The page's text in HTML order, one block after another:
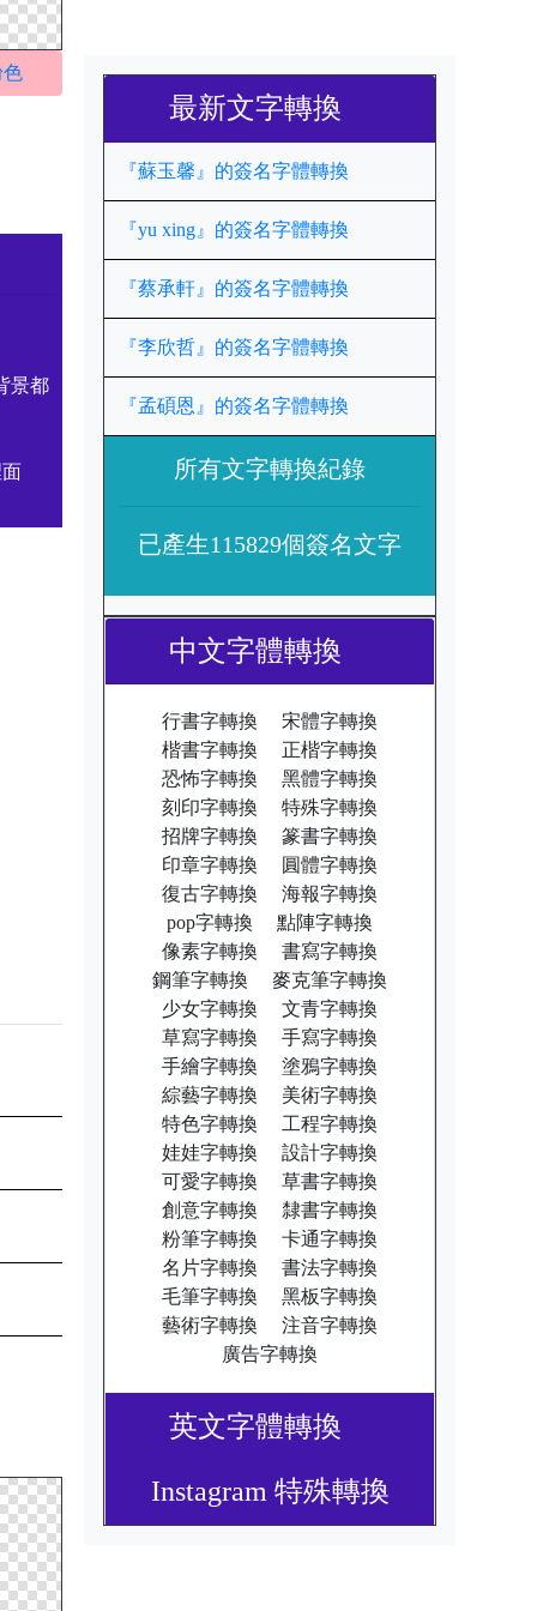
色
景都
最新文字轉換
『蘇玉馨』的簽名字體轉換
『yu xing』的簽名字體轉換
『蔡承軒』的簽名字體轉換
『李欣哲』的簽名字體轉換
『孟碩恩』的簽名字體轉換
所有文字轉換紀錄
已產生115829個簽名文字
中文字體轉換
行書字轉換
宋體字轉換
楷書字轉換
正楷字轉換
恐怖字轉換
黑體字轉換
刻印字轉換
特殊字轉換
招牌字轉換
篆書字轉換
印章字轉換
圓體字轉換
復古字轉換
海報字轉換
pop字轉換
點陣字轉換
像素字轉換
書寫字轉換
鋼筆字轉換
麥克筆字轉換
少女字轉換
文青字轉換
草寫字轉換
手寫字轉換
手繪字轉換
塗鴉字轉換
綜藝字轉換
美術字轉換
特色字轉換
工程字轉換
娃娃字轉換
設計字轉換
可愛字轉換
草書字轉換
創意字轉換
隸書字轉換
粉筆字轉換
卡通字轉換
名片字轉換
書法字轉換
毛筆字轉換
黑板字轉換
藝術字轉換
注音字轉換
廣告字轉換
英文字體轉換
Instagram 特殊轉換